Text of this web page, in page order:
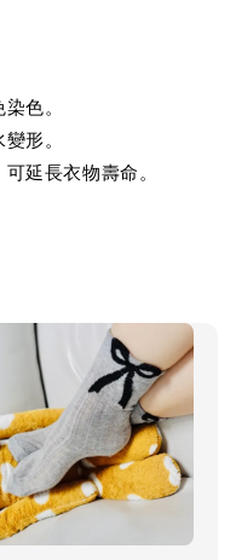
色。
形。
延長衣物壽命。